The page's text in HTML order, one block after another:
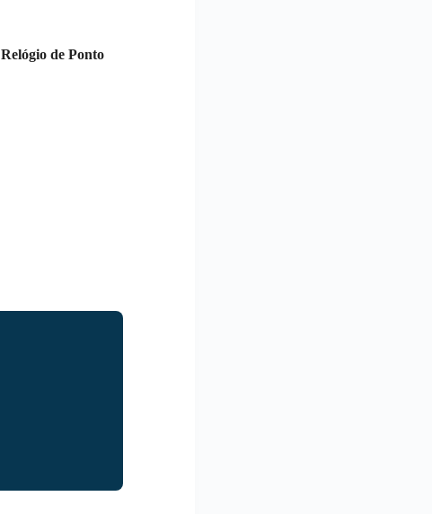
Relógio de Ponto